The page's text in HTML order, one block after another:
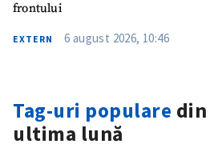
frontului
EXTERN 6 august 2026, 10:46
Tag-uri populare din
ultima lună
ȘTIREA MEA